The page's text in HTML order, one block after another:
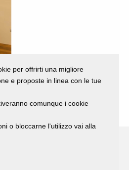
per offrirti una migliore
e proposte in linea con le tue
comunque i cookie
o bloccarne l'utilizzo vai alla